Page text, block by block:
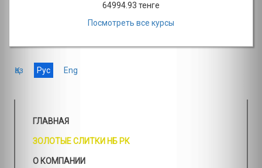
64994.93 тенге
Посмотреть все курсы
Қаз Рус Eng
ГЛАВНАЯ
ЗОЛОТЫЕ СЛИТКИ НБ РК
О КОМПАНИИ